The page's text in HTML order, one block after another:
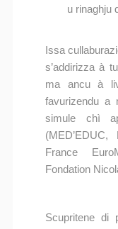
u rinaghju
Issa
s’addirizza à
ma ancu à
favurizendu a
simule chì
France
Fondation
Scupritene di